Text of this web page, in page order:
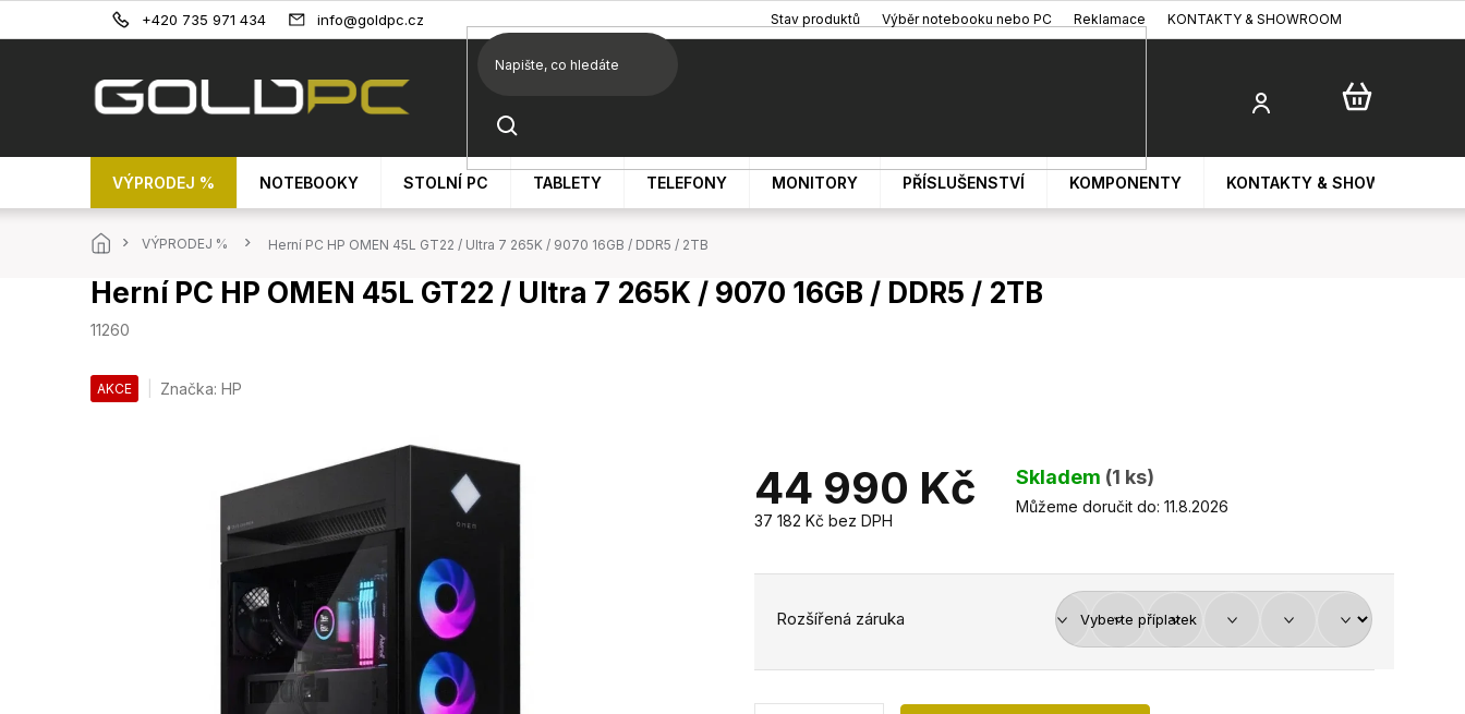
+420 735 971 434 info@goldpc.cz Stav produktů Výběr notebooku nebo PC Reklamace KONTAKTY & SHOWROOM
VÝPRODEJ % NOTEBOOKY STOLNÍ PC TABLETY TELEFONY MONITORY PŘÍSLUŠENSTVÍ KOMPONENTY KONTAKTY & SHOWROOM
DomůVÝPRODEJ % Herní PC HP OMEN 45L GT22 / Ultra 7 265K / 9070 16GB / DDR5 / 2TB
Herní PC HP OMEN 45L GT22 / Ultra 7 265K / 9070 16GB / DDR5 / 2TB
11260
AKCE Značka:HP
44 990 Kč
37 182 Kč bez DPH
Měrná
Skladem (1 ks)
Rozšířená záruka
Můžeme doručit do: 11.8.2026